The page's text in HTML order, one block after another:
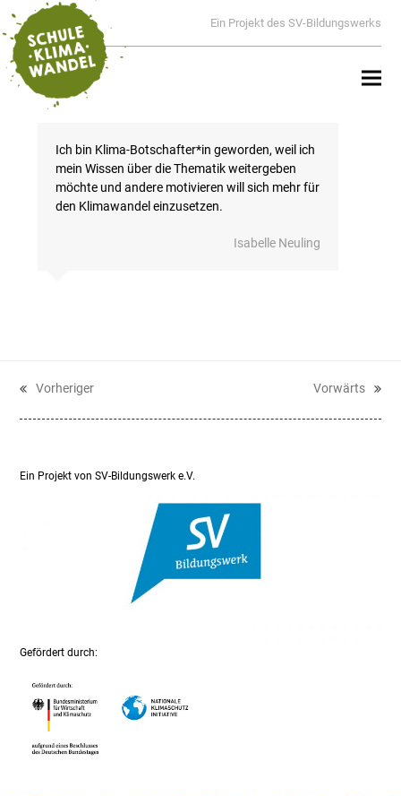
Ein Projekt des SV-Bildungswerks
Ich bin Klima-Botschafter*in geworden, weil ich
mein Wissen über die Thematik weitergeben
möchte und andere motivieren will sich mehr für
den Klimawandel einzusetzen.
Isabelle Neuling
vorheriger
Vorheriger
Nächster
Vorwärts
Ein Projekt von SV-Bildungswerk e.V.
Gefördert durch: